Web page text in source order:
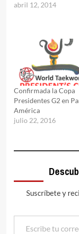
abril 12, 2014
Confirmada la Copa
Presidentes G2 en
América
julio 22, 2016
Suscríbete y
Escribe tu correo electrónico…